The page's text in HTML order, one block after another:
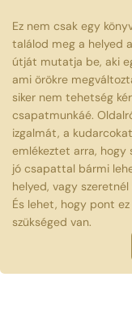
Ez nem csak egy
találod meg a helyed
útját mutatja be, aki
ami örökre
siker nem tehetség
csapatmunkáé.
izgalmát, a
emlékeztet arra, hogy
jó csapattal bármi
helyed, vagy
És lehet, hogy pont
szükséged van.